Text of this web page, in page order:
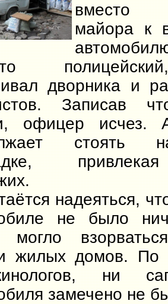
вместо
майора к
то
дворника и
Записав
офицер исчез.
стоять
надеяться,
не было
могло
жилых домов. По
ни
замечено не